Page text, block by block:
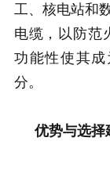
工、核电站和
电缆，以防范
功能性使其
分。
优势与选择